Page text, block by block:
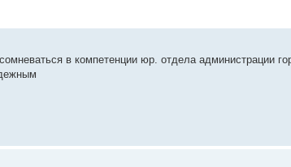
в компетенции юр. отдела администрации